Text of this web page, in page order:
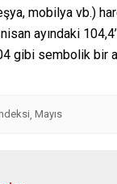
mobilya vb.)
ayındaki
gibi sembolik bir
Mayıs